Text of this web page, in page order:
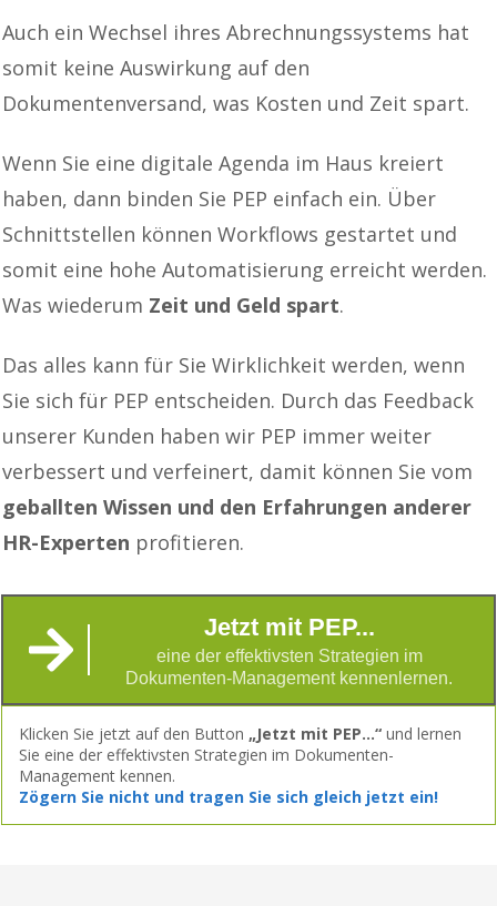
Auch ein Wechsel ihres Abrechnungssystems hat
somit keine Auswirkung auf den
Dokumentenversand, was Kosten und Zeit spart.
Wenn Sie eine digitale Agenda im Haus kreiert
haben, dann binden Sie PEP einfach ein. Über
Schnittstellen können Workflows gestartet und
somit eine hohe Automatisierung erreicht werden.
Was wiederum Zeit und Geld spart.
Das alles kann für Sie Wirklichkeit werden, wenn
Sie sich für PEP entscheiden. Durch das Feedback
unserer Kunden haben wir PEP immer weiter
verbessert und verfeinert, damit können Sie vom
geballten Wissen und den Erfahrungen anderer
HR-Experten profitieren.
Jetzt mit PEP...
eine der effektivsten Strategien im
Dokumenten-Management kennenlernen.
Klicken Sie jetzt auf den Button „Jetzt mit PEP...“ und lernen
Sie eine der effektivsten Strategien im Dokumenten-
Management kennen.
Zögern Sie nicht und tragen Sie sich gleich jetzt ein!